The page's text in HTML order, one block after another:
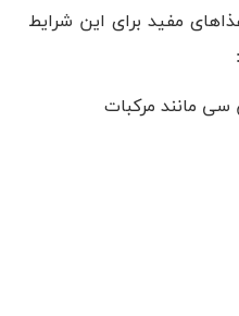
مفید برای این شرایط
سی مانند مرکبات